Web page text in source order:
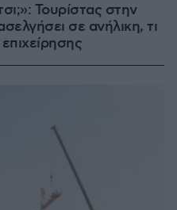
Τουρίστας στην
σε ανήλικη, τι